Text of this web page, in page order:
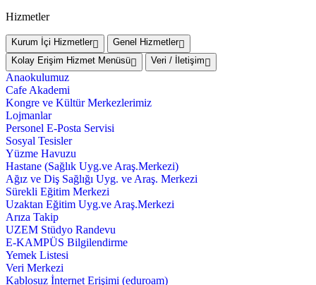
Hizmetler
Kurum İçi Hizmetler
Genel Hizmetler
Kolay Erişim Hizmet Menüsü
Veri / İletişim
Anaokulumuz
Cafe Akademi
Kongre ve Kültür Merkezlerimiz
Lojmanlar
Personel E-Posta Servisi
Sosyal Tesisler
Yüzme Havuzu
Hastane (Sağlık Uyg.ve Araş.Merkezi)
Ağız ve Diş Sağlığı Uyg. ve Araş. Merkezi
Sürekli Eğitim Merkezi
Uzaktan Eğitim Uyg.ve Araş.Merkezi
Arıza Takip
UZEM Stüdyo Randevu
E-KAMPÜS Bilgilendirme
Yemek Listesi
Veri Merkezi
Kablosuz İnternet Erişimi (eduroam)